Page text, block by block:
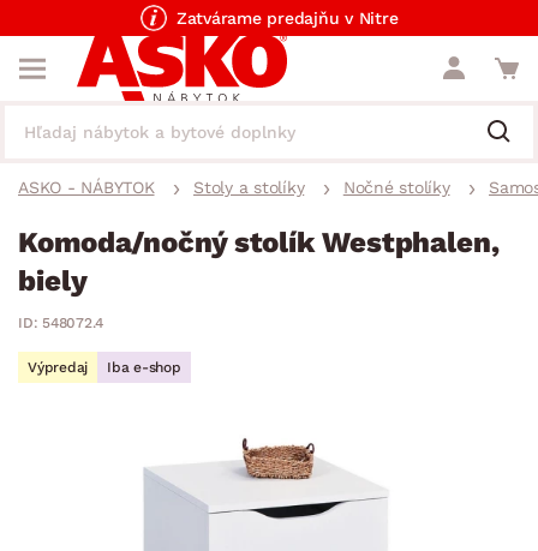
Zatvárame predajňu v Nitre
ASKO - NÁBYTOK Stoly a stolíky Nočné stolíky
Komoda/nočný stolík Westphalen,
biely
ID: 548072.4
Výpredaj Iba e-shop